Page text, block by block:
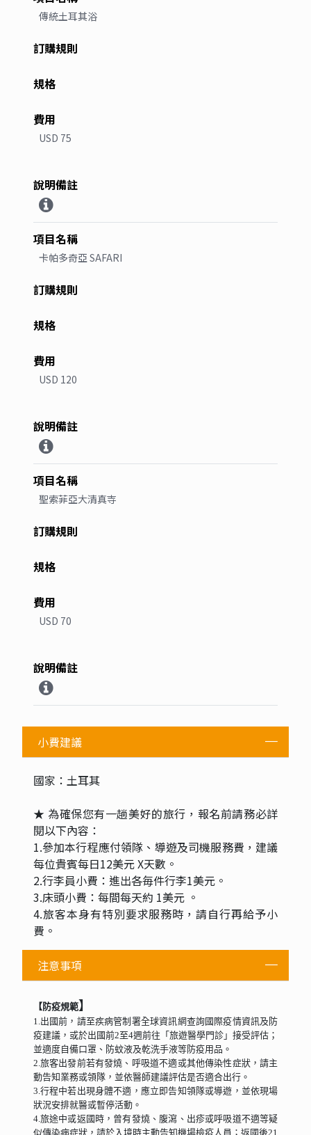
傳統土耳其浴
USD 75
卡帕多奇亞 SAFARI
USD 120
聖索菲亞大清真寺
USD 70
小費建議
國家：土耳其
★ 為確保您有一趟美好的旅行，報名前請務必詳
閱以下內容：
1.參加本行程應付領隊、導遊及司機服務費，建議
每位貴賓每日12美元 X天數。
2.行李員小費：進出各毎件行李1美元。
3.床頭小費：每間每天約 1美元 。
4.旅客本身有特別要求服務時，請自行再給予小
費。
注意事項
【防疫規範】
1.出國前，請至疾病管制署全球資訊網查詢國際疫情資訊及防
疫建議，或於出國前2至4週前往「旅遊醫學門診」接受評估；
並適度自備口罩、防蚊液及乾洗手液等防疫用品。
2.旅客出發前若有發燒、呼吸道不適或其他傳染性症狀，請主
動告知業務或領隊，並依醫師建議評估是否適合出行。
3.行程中若出現身體不適，應立即告知領隊或導遊，並依現場
狀況安排就醫或暫停活動。
4.旅途中或返國時，曾有發燒、腹瀉、出疹或呼吸道不適等疑
似傳染病症狀，請於入境時主動告知機場檢疫人員；返國後21